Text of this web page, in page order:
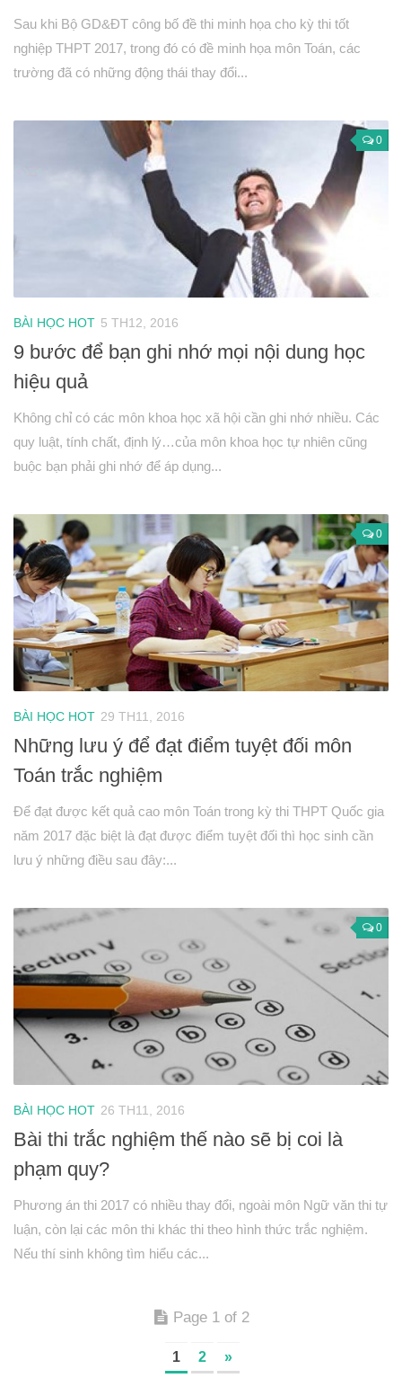
Sau khi Bộ GD&ĐT công bố đề thi minh họa cho kỳ thi tốt
nghiệp THPT 2017, trong đó có đề minh họa môn Toán, các
trường đã có những động thái thay đổi...
0
BÀI HỌC HOT 5 TH12, 2016
9 bước để bạn ghi nhớ mọi nội dung học
hiệu quả
Không chỉ có các môn khoa học xã hội cần ghi nhớ nhiều. Các
quy luật, tính chất, định lý…của môn khoa học tự nhiên cũng
buộc bạn phải ghi nhớ để áp dụng...
0
BÀI HỌC HOT 29 TH11, 2016
Những lưu ý để đạt điểm tuyệt đối môn
Toán trắc nghiệm
Để đạt được kết quả cao môn Toán trong kỳ thi THPT Quốc gia
năm 2017 đặc biệt là đạt được điểm tuyệt đối thì học sinh cần
lưu ý những điều sau đây:...
0
BÀI HỌC HOT 26 TH11, 2016
Bài thi trắc nghiệm thế nào sẽ bị coi là
phạm quy?
Phương án thi 2017 có nhiều thay đổi, ngoài môn Ngữ văn thi tự
luận, còn lại các môn thi khác thi theo hình thức trắc nghiệm.
Nếu thí sinh không tìm hiểu các...
Page 1 of 2
1 2 »